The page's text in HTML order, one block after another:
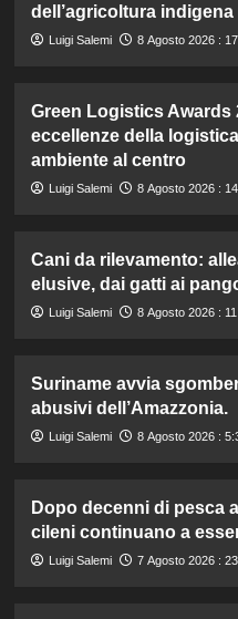
dell’agricoltura
Luigi Salemi 8 Agosto 2026 :
Green Logistics Awards
eccellenze della
ambiente al centro
Luigi Salemi 8 Agosto 2026 :
Cani da rilevamento:
elusive, dai gatti ai
Luigi Salemi 8 Agosto 2026 :
Suriname avvia
abusivi dell’Amazzonia.
Luigi Salemi 8 Agosto 2026 :
Dopo decenni di pesca
cileni continuano a
Luigi Salemi 7 Agosto 2026 :